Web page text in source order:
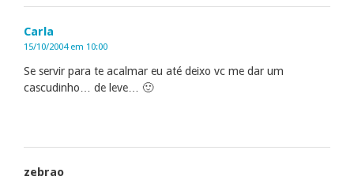
Carla
15/10/2004 em 10:00
Se servir para te acalmar eu até deixo vc me dar um
cascudinho… de leve… 🙂
zebrao